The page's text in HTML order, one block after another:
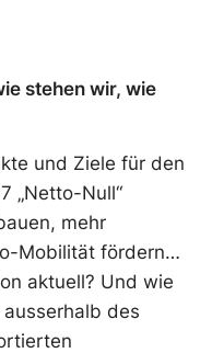
stehen wir, wie
und Ziele für den
„Netto-Null“
mehr
Mobilität fördern…
aktuell? Und wie
des